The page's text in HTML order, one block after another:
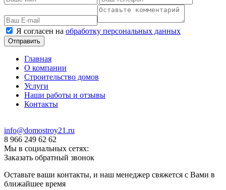
Я согласен на обработку персональных данных
Главная
О компании
Строительство домов
Услуги
Наши работы и отзывы
Контакты
info@domostroy21.ru
8 966 249 62 62
Мы в социальных сетях:
Заказать обратный звонок
Оставьте ваши контакты, и наш менеджер свяжется с Вами в
ближайшее время